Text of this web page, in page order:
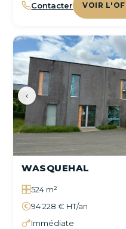
Contacter VOIR
‹
WASQUEHAL
524 m²
94 228 € HT/an
Immédiate